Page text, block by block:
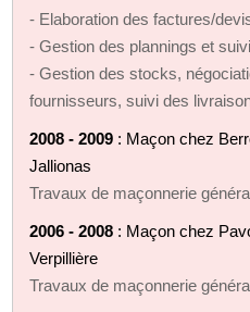
- Elaboration des factures/
- Gestion des plannings et
- Gestion des stocks,
fournisseurs, suivi des
2008 - 2009 : Maçon chez
Jallionas
Travaux de maçonnerie
2006 - 2008 : Maçon chez
Verpillière
Travaux de maçonnerie